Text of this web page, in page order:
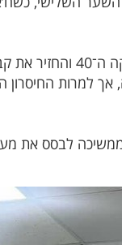
הפועל אום אל פאחם לא נשברה
למרות החיסרון
וממשיכה לבסס